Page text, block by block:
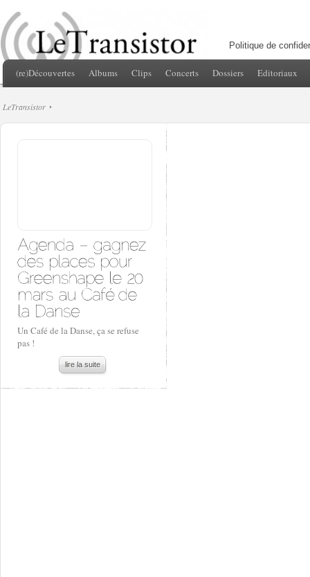
Politique de
(re)Découvertes Albums Clips Concerts Dossiers Editoriaux
LeTransistor
Un Café de la Danse, ça se refuse
pas !
lire la suite